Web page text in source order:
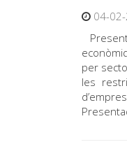
04-
per
les